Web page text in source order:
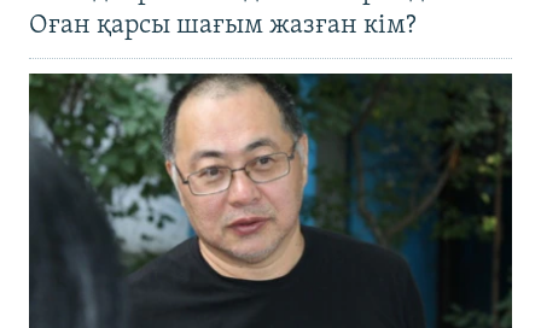
Оған қарсы шағым жазған кім?